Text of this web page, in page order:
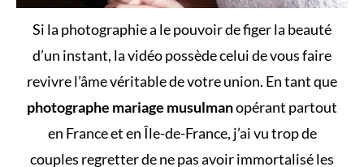
Si la photographie a le pouvoir de figer la beauté
d’un instant, la vidéo possède celui de vous faire
revivre l’âme véritable de votre union. En tant que
photographe mariage musulmanopérant partout
en France et en Île-de-France, j’ai vu trop de
couples regretter de ne pas avoir immortalisé les